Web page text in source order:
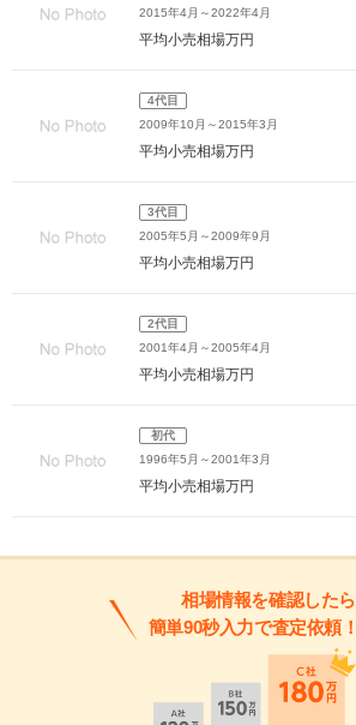
2015年4月～2022年4月
平均小売相場万円
4代目
2009年10月～2015年3月
平均小売相場万円
3代目
2005年5月～2009年9月
平均小売相場万円
2代目
2001年4月～2005年4月
平均小売相場万円
初代
1996年5月～2001年3月
平均小売相場万円
相場情報を確認したら
簡単90秒入力で査定依頼！